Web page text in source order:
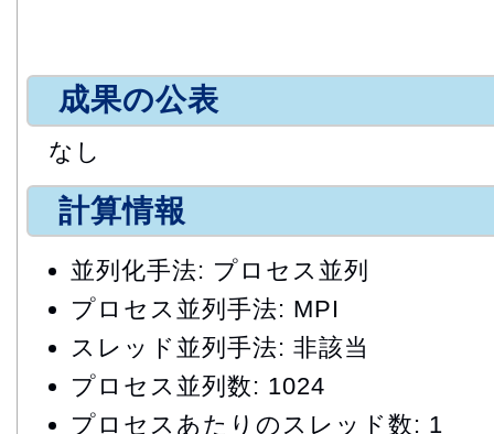
成果の公表
なし
計算情報
並列化手法: プロセス並列
プロセス並列手法: MPI
スレッド並列手法: 非該当
プロセス並列数: 1024
プロセスあたりのスレッド数: 1